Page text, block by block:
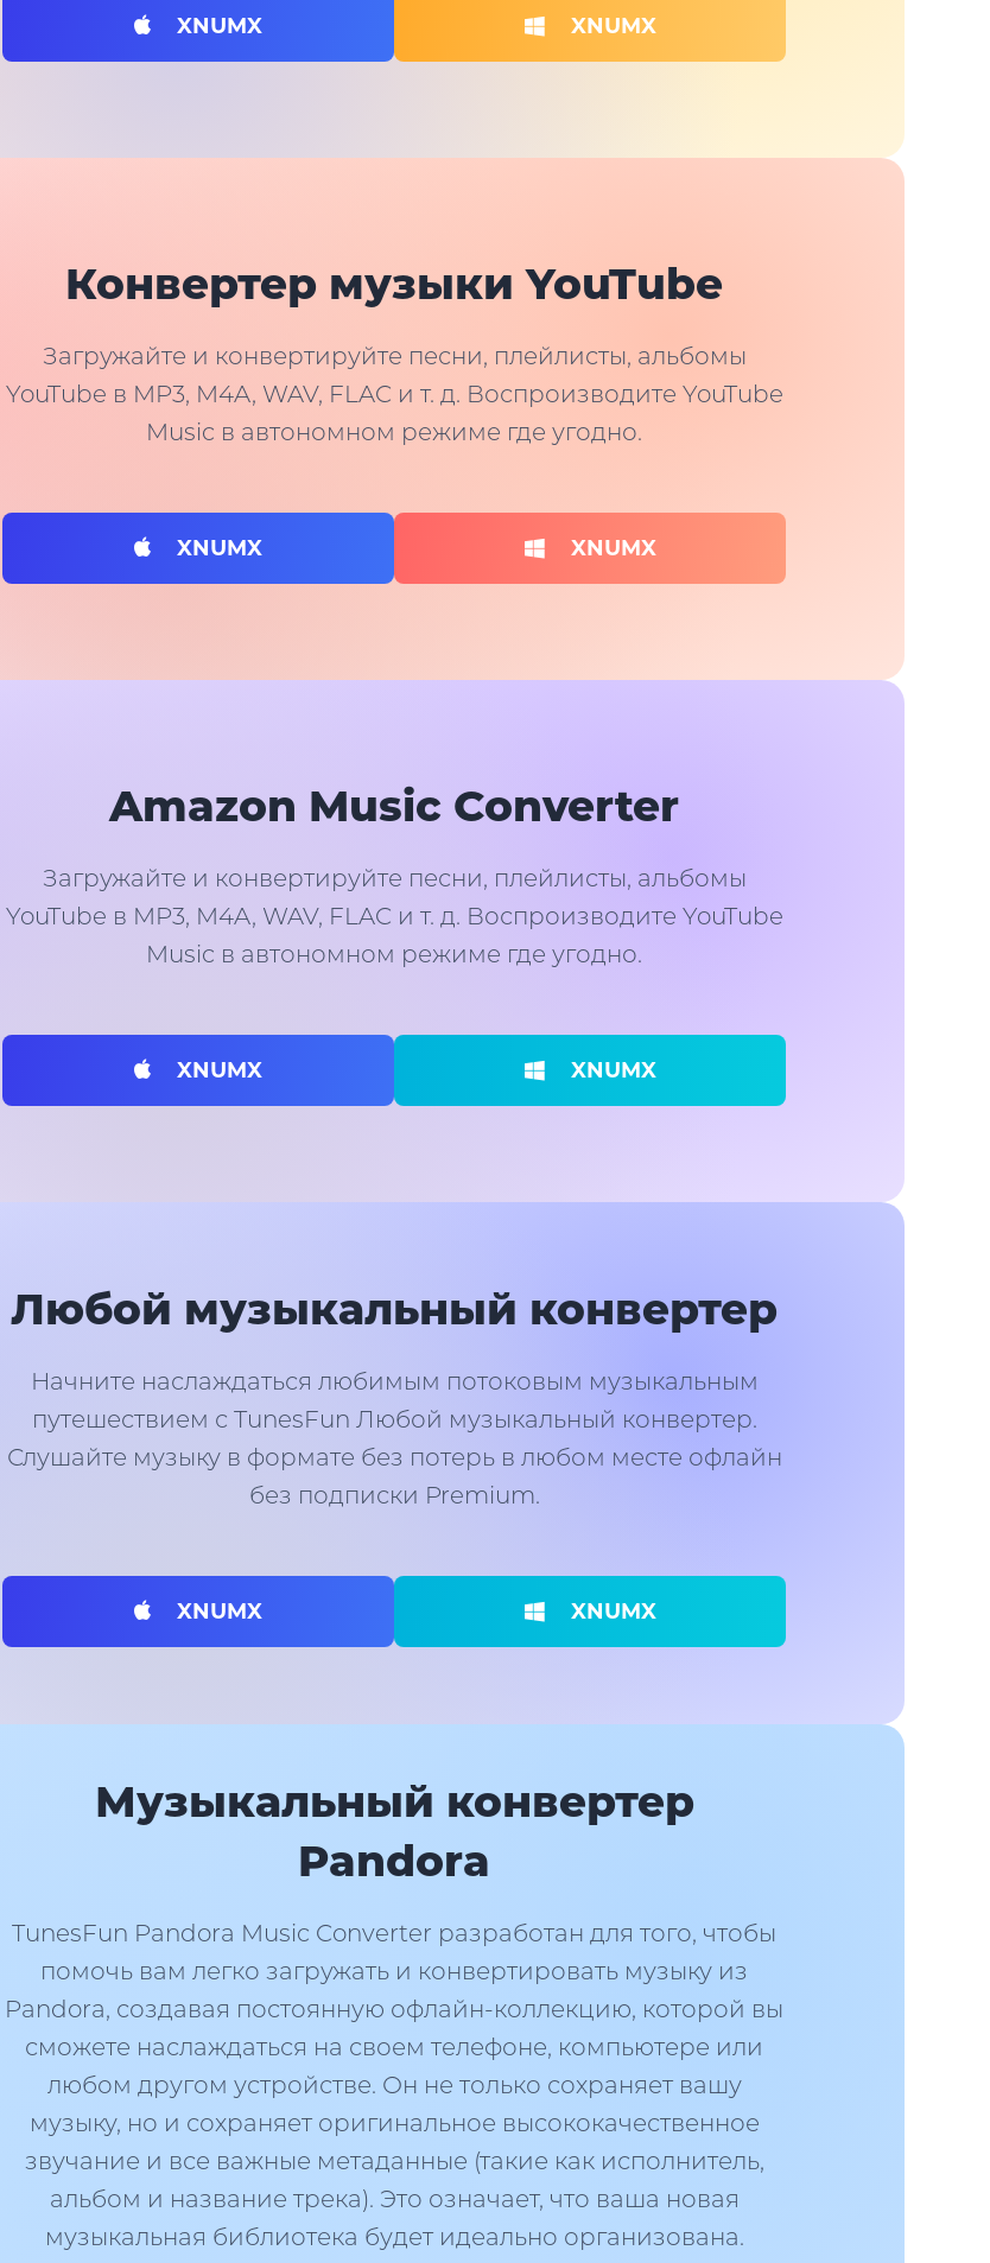
XNUMX XNUMX
Конвертер музыки YouTube
Загружайте и конвертируйте песни, плейлисты, альбомы
YouTube в MP3, M4A, WAV, FLAC и т. д. Воспроизводите YouTube
Music в автономном режиме где угодно.
XNUMX XNUMX
Amazon Music Converter
Загружайте и конвертируйте песни, плейлисты, альбомы
YouTube в MP3, M4A, WAV, FLAC и т. д. Воспроизводите YouTube
Music в автономном режиме где угодно.
XNUMX XNUMX
Любой музыкальный конвертер
Начните наслаждаться любимым потоковым музыкальным
путешествием с TunesFun Любой музыкальный конвертер.
Слушайте музыку в формате без потерь в любом месте офлайн
без подписки Premium.
XNUMX XNUMX
Музыкальный конвертер
Pandora
TunesFun Pandora Music Converter разработан для того, чтобы
помочь вам легко загружать и конвертировать музыку из
Pandora, создавая постоянную офлайн-коллекцию, которой вы
сможете наслаждаться на своем телефоне, компьютере или
любом другом устройстве. Он не только сохраняет вашу
музыку, но и сохраняет оригинальное высококачественное
звучание и все важные метаданные (такие как исполнитель,
альбом и название трека). Это означает, что ваша новая
музыкальная библиотека будет идеально организована.